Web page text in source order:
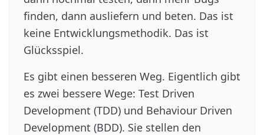
finden, dann ausliefern und beten. Das ist
keine Entwicklungsmethodik. Das ist
Glücksspiel.
Es gibt einen besseren Weg. Eigentlich gibt
es zwei bessere Wege: Test Driven
Development (TDD) und Behaviour Driven
Development (BDD). Sie stellen den